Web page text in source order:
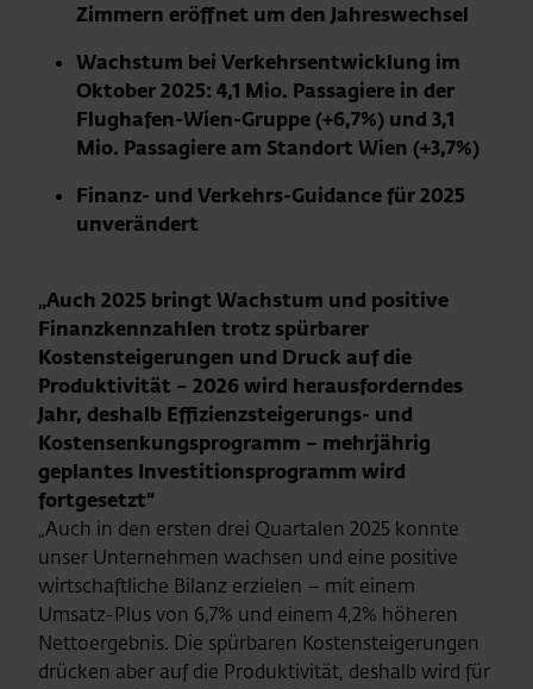
Zimmern eröffnet um den Jahreswechsel
Wachstum bei Verkehrsentwicklung im
Oktober 2025: 4,1 Mio. Passagiere in der
Flughafen-Wien-Gruppe (+6,7%) und 3,1
Mio. Passagiere am Standort Wien (+3,7%)
Finanz- und Verkehrs-Guidance für 2025
unverändert
„Auch 2025 bringt Wachstum und positive
Finanzkennzahlen trotz spürbarer
Kostensteigerungen und Druck auf die
Produktivität – 2026 wird herausforderndes
Jahr, deshalb Effizienzsteigerungs- und
Kostensenkungsprogramm – mehrjährig
geplantes Investitionsprogramm wird
fortgesetzt“
„Auch in den ersten drei Quartalen 2025 konnte
unser Unternehmen wachsen und eine positive
wirtschaftliche Bilanz erzielen – mit einem
Umsatz-Plus von 6,7% und einem 4,2% höheren
Nettoergebnis. Die spürbaren Kostensteigerungen
drücken aber auf die Produktivität, deshalb wird für